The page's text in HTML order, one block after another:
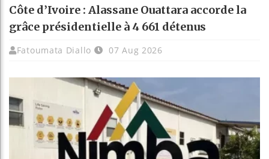
Côte d’Ivoire : Alassane Ouattara accorde la
grâce présidentielle à 4 661 détenus
Fatoumata Diallo 07 Aug 2026